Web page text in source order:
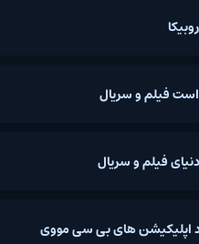
فیلم و سریال
دنیای فیلم و سریال
اپلیکیشن های بی سی مووی